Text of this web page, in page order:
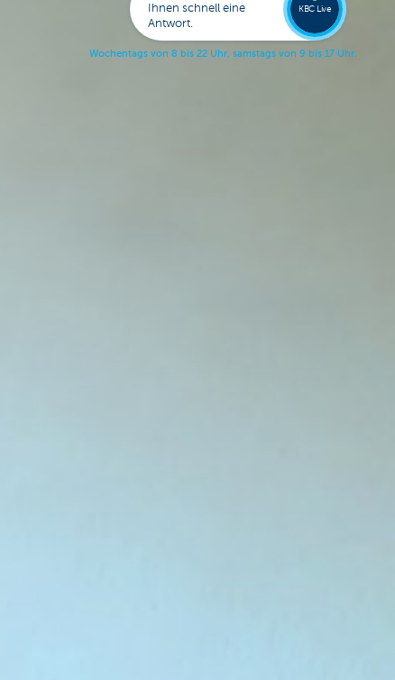
Ihnen schnell eine
Antwort.
Wochentags von 8 bis 22 Uhr, samstags von 9 bis 17 Uhr.
KBC Live